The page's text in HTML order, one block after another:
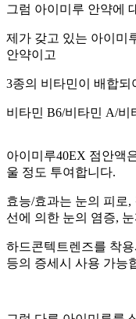
그럼 아이미루 안약에
제가 갖고 있는 아이미
안약이고
3종의 비타민이 배합되
비타민 B6/비타민 A/비
아이미루40EX 점안액
울 정도 투여합니다.
효능/효과는 눈의 피로
선에 의한 눈의 염증,
하드콘텍트렌즈를 착
등의 증세시 사용 가능